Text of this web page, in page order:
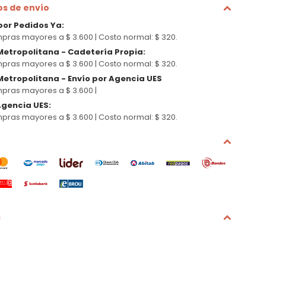
de envío
Pedidos Ya:
mayores a $ 3.600 | Costo normal: $ 320.
- Cadetería Propia:
mayores a $ 3.600 | Costo normal: $ 320.
- Envío por Agencia UES
mayores a $ 3.600 |
UES:
mayores a $ 3.600 | Costo normal: $ 320.